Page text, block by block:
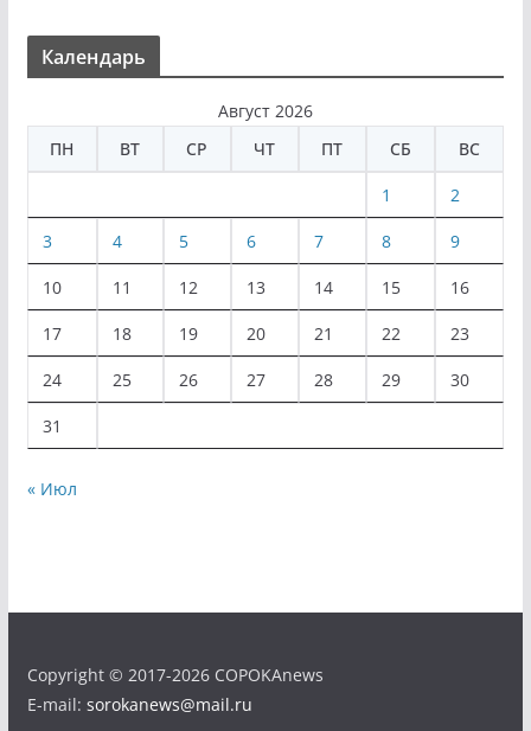
Календарь
Август 2026
ПН
ВТ СР ЧТ ПТ СБ ВС
1 2
3 4 5 6 7 8 9
10 11 12 13 14 15 16
17 18 19 20 21 22 23
24 25 26 27 28 29 30
31
« Июл
Copyright © 2017-2026 COPOKAnews
E-mail: sorokanews@mail.ru